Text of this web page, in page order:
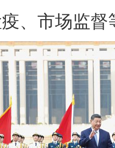
、市场监